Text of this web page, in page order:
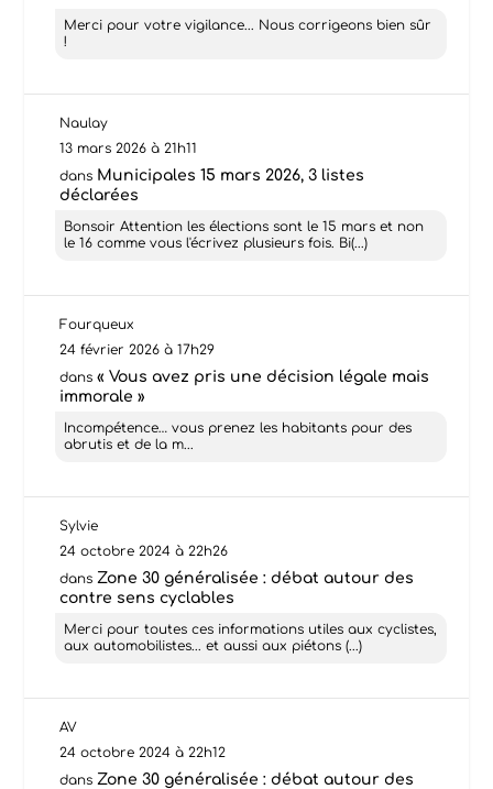
Merci pour votre vigilance... Nous corrigeons bien sûr
!
Naulay
13 mars 2026 à 21h11
dans Municipales 15 mars 2026, 3 listes
déclarées
Bonsoir Attention les élections sont le 15 mars et non
le 16 comme vous l'écrivez plusieurs fois. Bi(...)
Fourqueux
24 février 2026 à 17h29
dans« Vous avez pris une décision légale mais
immorale »
Incompétence… vous prenez les habitants pour des
abrutis et de la m...
Sylvie
24 octobre 2024 à 22h26
dansZone 30 généralisée : débat autour des
contre sens cyclables
Merci pour toutes ces informations utiles aux cyclistes,
aux automobilistes... et aussi aux piétons (...)
AV
24 octobre 2024 à 22h12
dansZone 30 généralisée : débat autour des